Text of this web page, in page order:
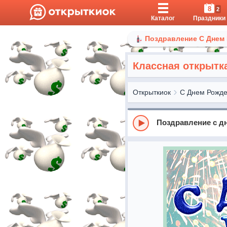
Каталог
8 2
Праздники
Поздравление С
Классная
Открыткиок С Днем
Поздравление с